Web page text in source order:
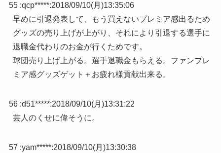
55 :qcp*****:2018/09/10(月)13:35:06
早めに引退発表して、もう買えないプレミア感出るため
グッズの売り上げが上がり、それにより引退する選手に
退職金代わりのお金が行くためです。
球団売り上げ上がる。選手退職金もらえる。ファンプレ
ミア感グッズゲット＋お疲れ様貢献出来る。
56 :d51*****:2018/09/10(月)13:31:22
芸人のくせに偉そうに。
57 :yam*****:2018/09/10(月)13:30:38